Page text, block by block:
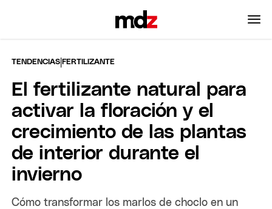
TENDENCIAS |FERTILIZANTE
El fertilizante natural para
activar la floración y el
crecimiento de las plantas
de interior durante el
invierno
Cómo transformar los marlos de choclo en un